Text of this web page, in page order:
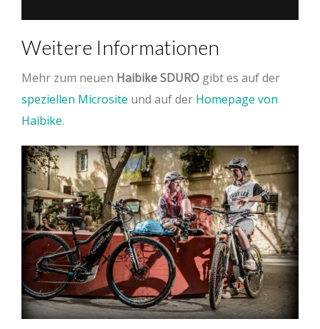
Weitere Informationen
Mehr zum neuen Haibike SDURO gibt es auf der
speziellen Microsite und auf der Homepage von
Haibike.